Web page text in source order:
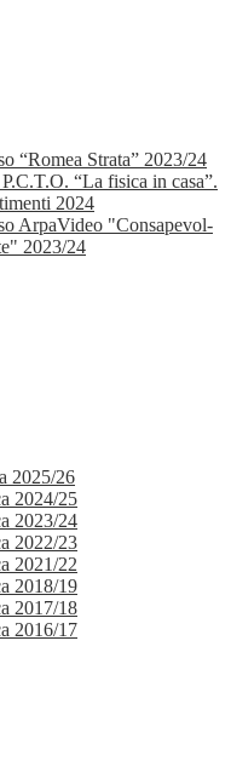
“Romea Strata” 2023/24
“La fisica in casa”.
2024
ArpaVideo "Consapevol-
2023/24
2025/26
2024/25
2023/24
2022/23
2021/22
2018/19
2017/18
2016/17